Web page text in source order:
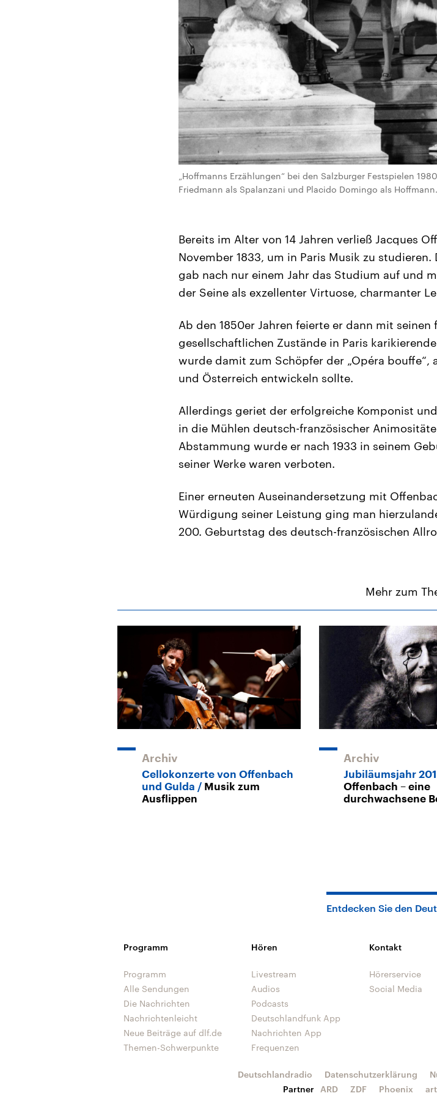
„Hoffmanns Erzählungen“ bei den Salzburger Festspielen
Friedmann als Spalanzani und Placido Domingo als
Bereits im Alter von 14 Jahren verließ Jacques
November 1833, um in Paris Musik zu
gab nach nur einem Jahr das Studium auf und
der Seine als exzellenter Virtuose, charmanter
Ab den 1850er Jahren feierte er dann mit
gesellschaftlichen Zustände in Paris
wurde damit zum Schöpfer der „Opéra bouffe“,
und Österreich entwickeln sollte.
Allerdings geriet der erfolgreiche Komponist
in die Mühlen deutsch-französischer
Abstammung wurde er nach 1933 in seinem
seiner Werke waren verboten.
Einer erneuten Auseinandersetzung mit
Würdigung seiner Leistung ging man
200. Geburtstag des deutsch-französischen
Mehr zum
Archiv
Cellokonzerte von Offenbach
und Gulda
Musik zum
Ausflippen
Archiv
Jubiläumsjahr
Offenbach – eine
durchwachsene
Entdecken Sie den
Programm
Programm
Alle Sendungen
Die Nachrichten
Nachrichtenleicht
Neue Beiträge auf dlf.de
Themen-Schwerpunkte
Hören
Livestream
Audios
Podcasts
Deutschlandfunk App
Nachrichten App
Frequenzen
Kontakt
Hörerservice
Social Media
Deutschlandradio Datenschutzerklärung
Partner
ARD ZDF Phoenix